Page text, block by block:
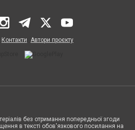
Контакти Автори проєкту
без отримання попередньої згоди
в тексті обов'язкового посилання на